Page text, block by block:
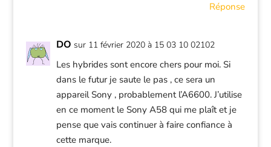
Réponse
DO sur 11 février 2020 à 15 03 10 02102
Les hybrides sont encore chers pour moi. Si
dans le futur je saute le pas , ce sera un
appareil Sony , probablement l’A6600. J’utilise
en ce moment le Sony A58 qui me plaît et je
pense que vais continuer à faire confiance à
cette marque.